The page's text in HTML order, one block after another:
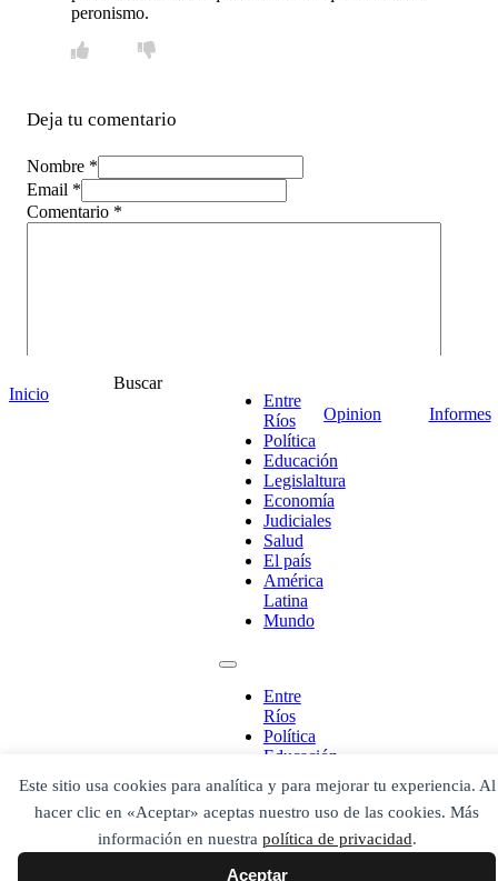
Este sitio usa cookies para analítica y para mejorar tu experiencia. Al
hacer clic en «Aceptar» aceptas nuestro uso de las cookies. Más
información en nuestra política de privacidad.
Aceptar
peronismo.
Deja tu comentario
Nombre *
Email *
Comentario *
Inicio
Buscar
Entre
Ríos
Política
Educación
Legislaltura
Economía
Judiciales
Salud
El país
América
Latina
Mundo
Entre
Ríos
Política
Educación
Legislaltura
Economía
Judiciales
Salud
El país
América
Opinion Informes
¡Ponete en contacto!
Escribe aquí abajo lo que desees buscar